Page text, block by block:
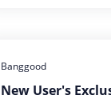
Banggood
New User's